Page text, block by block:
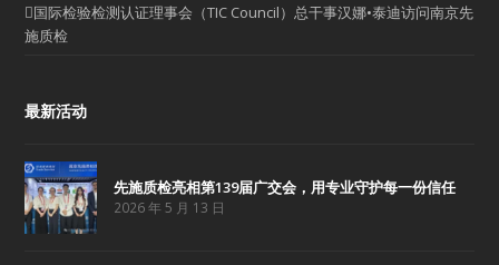
国际检验检测认证理事会（TIC Council）总干事汉娜•泰迪访问南京先
施质检
最新活动
先施质检亮相第139届广交会，用专业守护每一份信任
2026 年 5 月 13 日